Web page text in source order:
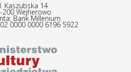
Kaszubska 14
200 Wejherowo
Bank Millenium
0000 0000 6196 5922